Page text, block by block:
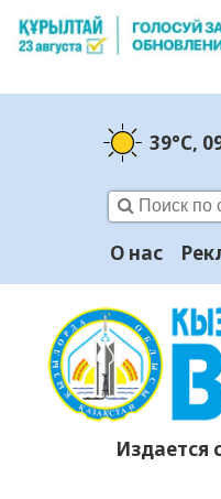
39°C,
О нас
Издается